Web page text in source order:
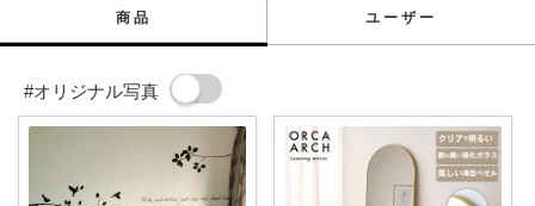
商品 ユーザー
#オリジナル写真